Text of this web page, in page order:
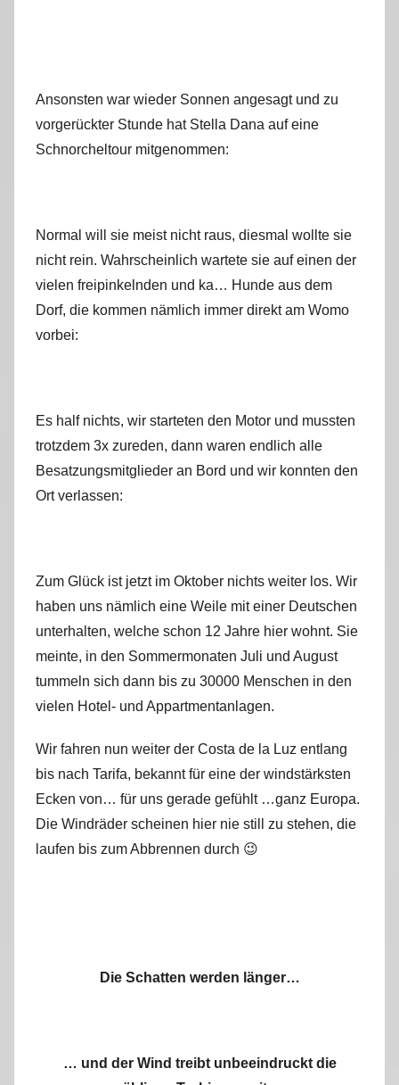
Ansonsten war wieder Sonnen angesagt und zu
vorgerückter Stunde hat Stella Dana auf eine
Schnorcheltour mitgenommen:
Normal will sie meist nicht raus, diesmal wollte sie
nicht rein. Wahrscheinlich wartete sie auf einen der
vielen freipinkelnden und ka… Hunde aus dem
Dorf, die kommen nämlich immer direkt am Womo
vorbei:
Es half nichts, wir starteten den Motor und mussten
trotzdem 3x zureden, dann waren endlich alle
Besatzungsmitglieder an Bord und wir konnten den
Ort verlassen:
Zum Glück ist jetzt im Oktober nichts weiter los. Wir
haben uns nämlich eine Weile mit einer Deutschen
unterhalten, welche schon 12 Jahre hier wohnt. Sie
meinte, in den Sommermonaten Juli und August
tummeln sich dann bis zu 30000 Menschen in den
vielen Hotel- und Appartmentanlagen.
Wir fahren nun weiter der Costa de la Luz entlang
bis nach Tarifa, bekannt für eine der windstärksten
Ecken von… für uns gerade gefühlt …ganz Europa.
Die Windräder scheinen hier nie still zu stehen, die
laufen bis zum Abbrennen durch 😉
Die Schatten werden länger…
… und der Wind treibt unbeeindruckt die